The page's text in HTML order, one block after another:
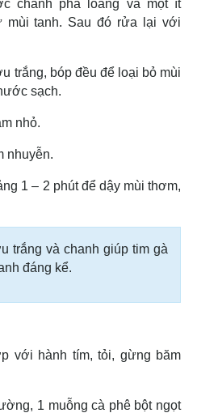
chanh pha loãng và một ít
mùi tanh. Sau đó rửa lại với
trắng, bóp đều để loại bỏ mùi
sạch.
nhỏ.
nhuyễn.
1 – 2 phút để dậy mùi thơm,
trắng và chanh giúp tim gà
đáng kể.
với hành tím, tỏi, gừng băm
1 muỗng cà phê bột ngọt